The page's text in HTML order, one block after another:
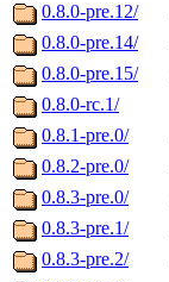
0.8.0-pre.12/
0.8.0-pre.14/
0.8.0-pre.15/
0.8.0-rc.1/
0.8.1-pre.0/
0.8.2-pre.0/
0.8.3-pre.0/
0.8.3-pre.1/
0.8.3-pre.2/